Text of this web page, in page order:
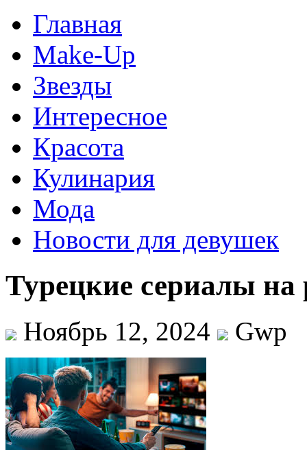
Главная
Make-Up
Звезды
Интересное
Красота
Кулинария
Мода
Новости для девушек
Турецкие сериалы
Ноябрь 12, 2024 Gwp